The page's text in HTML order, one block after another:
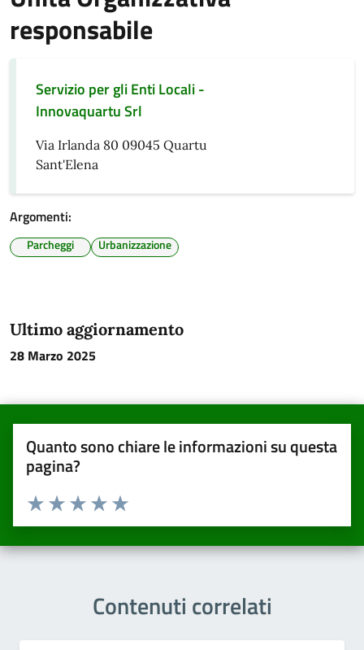
responsabile
Servizio per gli Enti Locali -
Innovaquartu Srl
Via Irlanda 80 09045 Quartu
Sant'Elena
Argomenti:
Parcheggi Urbanizzazione
Ultimo aggiornamento
28 Marzo 2025
Quanto sono chiare le informazioni su questa
pagina?
Valuta da 1 a 5 stelle la pagina
Valuta 5 stelle su 5
Valuta 4 stelle su 5
Valuta 3 stelle su 5
Valuta 2 stelle su 5
Valuta una stella su 5
Contenuti correlati